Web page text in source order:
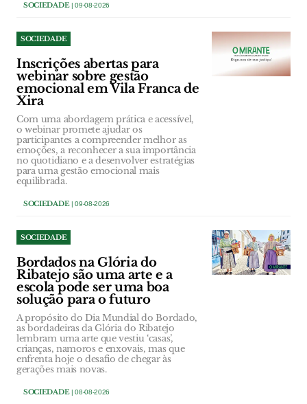
SOCIEDADE| 09-08-2026
SOCIEDADE
Inscrições abertas para
webinar sobre gestão
emocional em Vila Franca de
Xira
Com uma abordagem prática e acessível,
o webinar promete ajudar os
participantes a compreender melhor as
emoções, a reconhecer a sua importância
no quotidiano e a desenvolver estratégias
para uma gestão emocional mais
equilibrada.
SOCIEDADE| 09-08-2026
SOCIEDADE
Bordados na Glória do
Ribatejo são uma arte e a
escola pode ser uma boa
solução para o futuro
A propósito do Dia Mundial do Bordado,
as bordadeiras da Glória do Ribatejo
lembram uma arte que vestiu ‘casas’,
crianças, namoros e enxovais, mas que
enfrenta hoje o desafio de chegar às
gerações mais novas.
SOCIEDADE| 08-08-2026